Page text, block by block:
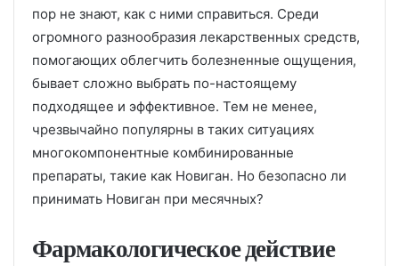
пор не знают, как с ними справиться. Среди
огромного разнообразия лекарственных средств,
помогающих облегчить болезненные ощущения,
бывает сложно выбрать по-настоящему
подходящее и эффективное. Тем не менее,
чрезвычайно популярны в таких ситуациях
многокомпонентные комбинированные
препараты, такие как Новиган. Но безопасно ли
принимать Новиган при месячных?
Фармакологическое действие